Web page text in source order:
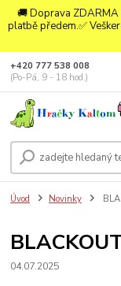
🚚 Doprava ZDARMA
platbě předem.✅
+420 777 538 008
(Po-Pá, 9 - 18 hod.)
Úvod Novinky
04.07.2025